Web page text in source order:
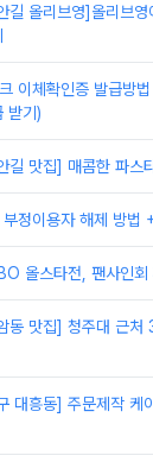
길 올리브영]올리브
이체확인증 발급방
받기)
길 맛집] 매콤한 파스
정이용자 해제 방법
올스타전, 팬사인회
동 맛집] 청주대 근처
대흥동] 주문제작 케